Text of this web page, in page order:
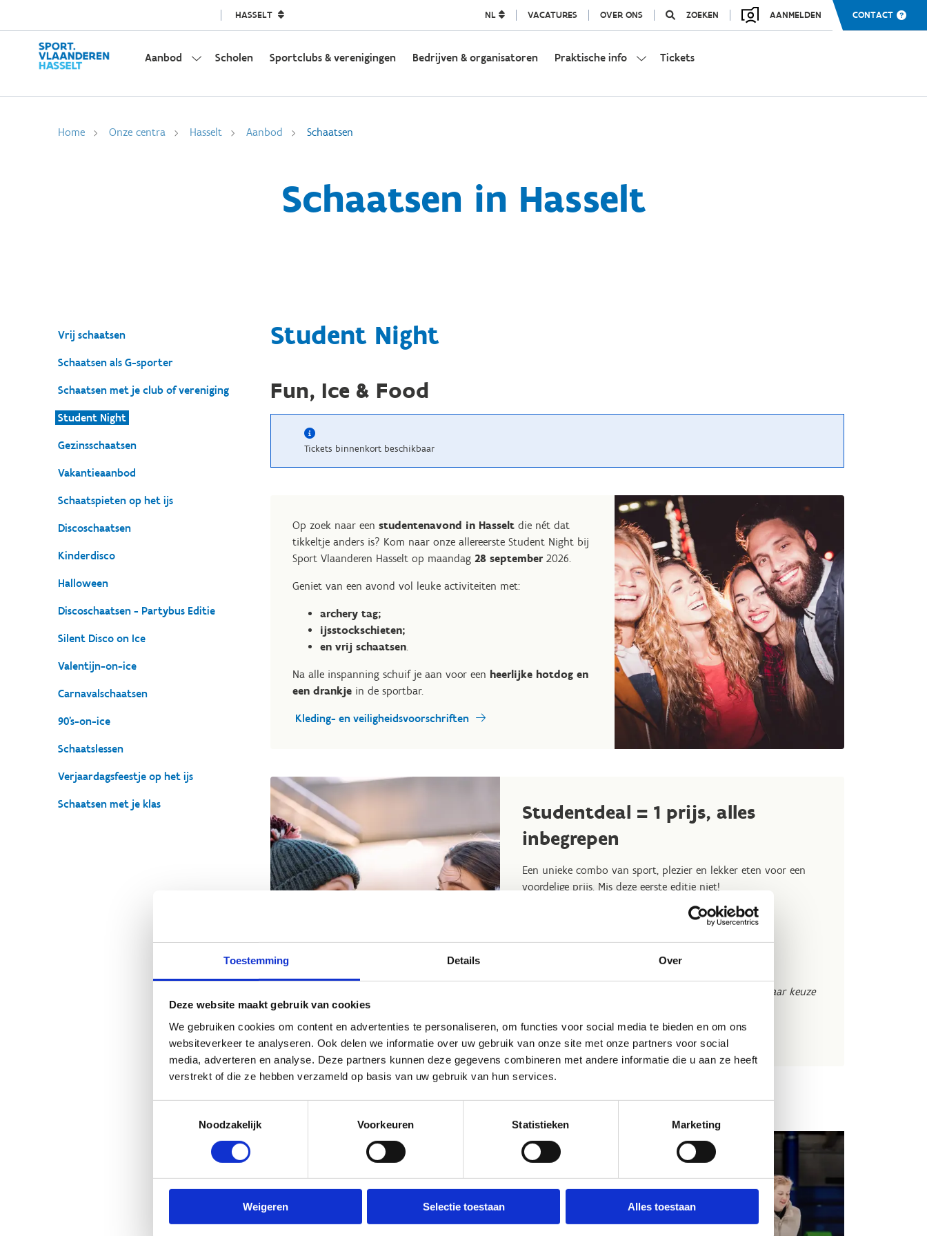
Toestemming Details Over
Deze website maakt gebruik van cookies
We gebruiken cookies om content en advertenties te personaliseren, om functies voor social media te bieden en om ons
websiteverkeer te analyseren. Ook delen we informatie over uw gebruik van onze site met onze partners voor social
media, adverteren en analyse. Deze partners kunnen deze gegevens combineren met andere informatie die u aan ze heeft
verstrekt of die ze hebben verzameld op basis van uw gebruik van hun services.
Noodzakelijk
Voorkeuren Statistieken Marketing
Weigeren Selectie toestaan Alles toestaan
HASSELT NL VACATURES OVER ONS ZOEKEN AANMELDEN CONTACT
Aanbod Scholen Sportclubs & verenigingen Bedrijven & organisatoren Praktische info Tickets
Home Onze centra Hasselt Aanbod Schaatsen
Schaatsen in Hasselt
Vrij schaatsen
Schaatsen als G-sporter
Schaatsen met je club of vereniging
Student Night
Gezinsschaatsen
Vakantieaanbod
Schaatspieten op het ijs
Discoschaatsen
Kinderdisco
Halloween
Discoschaatsen - Partybus Editie
Silent Disco on Ice
Valentijn-on-ice
Carnavalschaatsen
90's-on-ice
Schaatslessen
Verjaardagsfeestje op het ijs
Schaatsen met je klas
Student Night
Fun, Ice & Food
Tickets binnenkort beschikbaar
Op zoek naar een studentenavond in Hasselt die nét dat
tikkeltje anders is? Kom naar onze allereerste Student Night bij
Sport Vlaanderen Hasselt op maandag 28 september2026.
Geniet van een avond vol leuke activiteiten met:
archery tag;
ijsstockschieten;
en vrij schaatsen.
Na alle inspanning schuif je aan voor een heerlijke hotdog en
een drankje in de sportbar.
Kleding- en veiligheidsvoorschriften
Studentdeal = 1 prijs, alles
inbegrepen
Een unieke combo van sport, plezier en lekker eten voor een
voordelige prijs. Mis deze eerste editie niet!
Kostprijs combodeal:€15,00 per persoon*
schaatshuur, gratis locker, een hotdog en 1 drankje naar keuze
Hoe bereik je ons
Ook interessant voor jou